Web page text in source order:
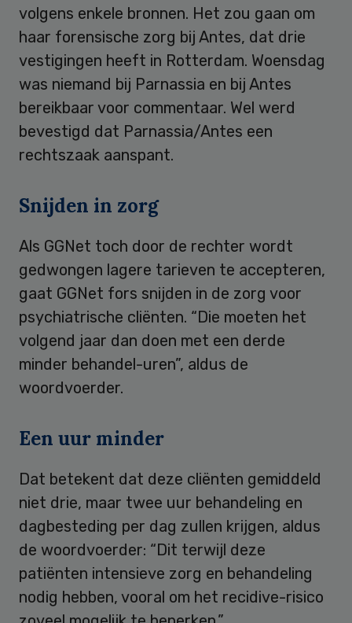
volgens enkele bronnen. Het zou gaan om
haar forensische zorg bij Antes, dat drie
vestigingen heeft in Rotterdam. Woensdag
was niemand bij Parnassia en bij Antes
bereikbaar voor commentaar. Wel werd
bevestigd dat Parnassia/Antes een
rechtszaak aanspant.
Snijden in zorg
Als GGNet toch door de rechter wordt
gedwongen lagere tarieven te accepteren,
gaat GGNet fors snijden in de zorg voor
psychiatrische cliënten. “Die moeten het
volgend jaar dan doen met een derde
minder behandel-uren”, aldus de
woordvoerder.
Een uur minder
Dat betekent dat deze cliënten gemiddeld
niet drie, maar twee uur behandeling en
dagbesteding per dag zullen krijgen, aldus
de woordvoerder: “Dit terwijl deze
patiënten intensieve zorg en behandeling
nodig hebben, vooral om het recidive-risico